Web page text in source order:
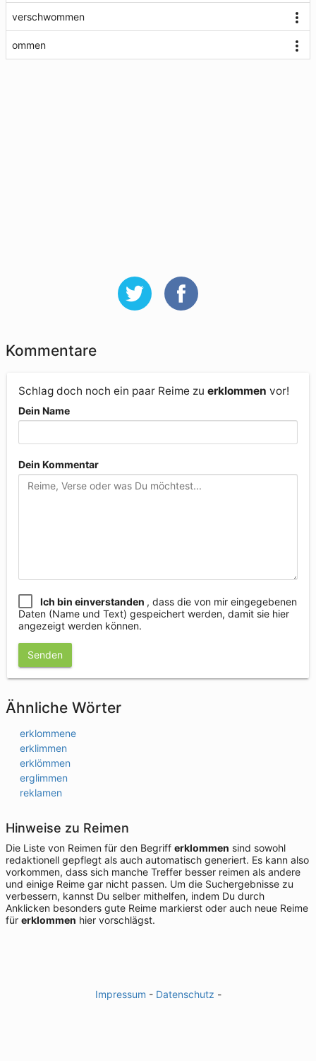
verschwommen
ommen
Kommentare
Schlag doch noch ein paar Reime zu erklommen vor!
Dein Name
Dein Kommentar
Ich bin einverstanden , dass die von mir eingegebenen
Daten (Name und Text) gespeichert werden, damit sie hier
angezeigt werden können.
Senden
Ähnliche Wörter
erklommene
erklimmen
erklömmen
erglimmen
reklamen
Hinweise zu Reimen
Die Liste von Reimen für den Begriff erklommen sind sowohl
redaktionell gepflegt als auch automatisch generiert. Es kann also
vorkommen, dass sich manche Treffer besser reimen als andere
und einige Reime gar nicht passen. Um die Suchergebnisse zu
verbessern, kannst Du selber mithelfen, indem Du durch
Anklicken besonders gute Reime markierst oder auch neue Reime
für erklommen hier vorschlägst.
Impressum - Datenschutz -